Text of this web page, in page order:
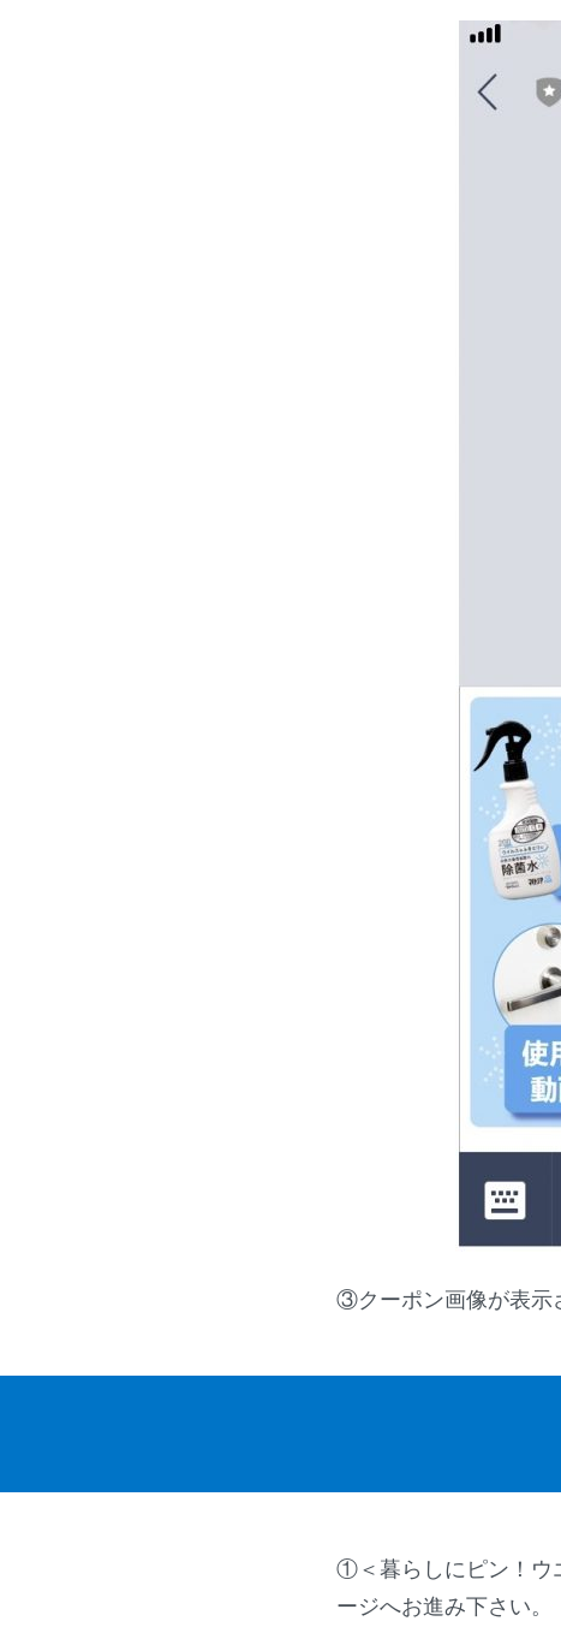
③クーポン画像が表示
①＜暮らしにピン！ウ
ージへお進み下さい。